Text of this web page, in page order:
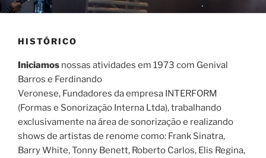
HISTÓRICO
Iniciamos nossas atividades em 1973 com Genival
Barros e Ferdinando
Veronese, Fundadores da empresa INTERFORM
(Formas e Sonorização Interna Ltda), trabalhando
exclusivamente na área de sonorização e realizando
shows de artistas de renome como: Frank Sinatra,
Barry White, Tonny Benett, Roberto Carlos, Elis Regina,